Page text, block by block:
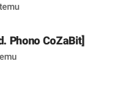
Phono CoZaBit]